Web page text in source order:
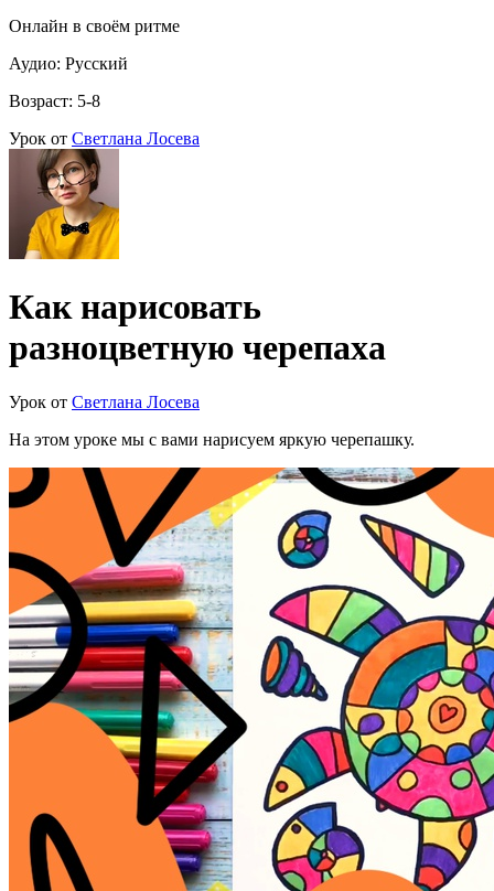
Онлайн в своём ритме
Аудио: Русский
Возраст: 5-8
Урок от Светлана Лосева
Как нарисовать
разноцветную черепаха
Урок от Светлана Лосева
На этом уроке мы с вами нарисуем яркую черепашку.